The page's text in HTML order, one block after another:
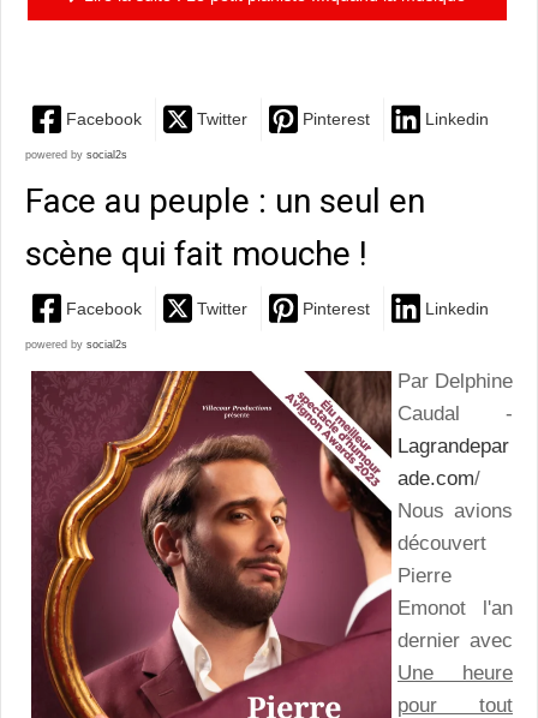
Facebook Twitter Pinterest Linkedin
powered by social2s
Face au peuple : un seul en
scène qui fait mouche !
Facebook Twitter Pinterest Linkedin
powered by social2s
Par Delphine
Caudal -
Lagrandepar
ade.com/
Nous avions
découvert
Pierre
Emonot l'an
dernier avec
Une heure
pour tout